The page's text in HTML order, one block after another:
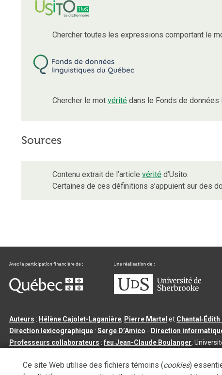
Chercher toutes les expressions comportant le
Chercher le mot vérité dans le Fonds de
Sources
Contenu extrait de l’article vérité d’Usito.
Certaines de ces définitions s’appuient sur des
Auteurs : Hélène Cajolet-Laganière, Pierre Martel et
Direction lexicographique :Serge D’Amico - Direction
Professeurs collaborateurs :feu Jean-Claude Boulanger,
Tous droits réservés©Université de Sherbrooke |3.2.2- Dernière
Ce site Web utilise des fichiers témoins (cookies)